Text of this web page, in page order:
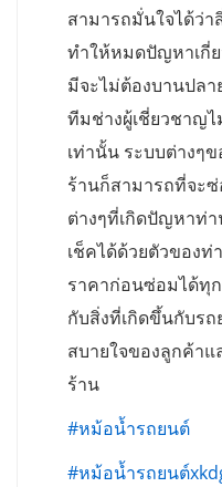
สามารถมั่นใจได้ว่
ทำให้หมดปัญหาเกี่
มีจะไม่ต้องบานปล
ทีมช่างผู้เชี่ยวชาญ
เท่านั้น ระบบต่างๆ
ร้านก็สามารถที่จะ
ต่างๆที่เกิดปัญหาท่
เช็คได้ด้วยตัวของท่
ราคาก่อนซ่อมได้ทุ
กับสิ่งที่เกิดขึ้นกับรถ
สบายใจของลูกค้าแ
ร้าน
#หม้อน้ำรถยนต์
#หม้อน้ำรถยนต์